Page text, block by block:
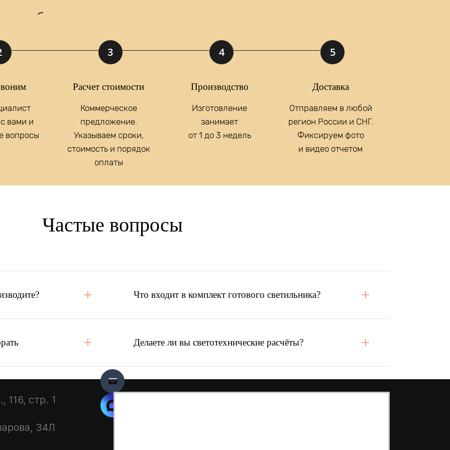
подберем для вас идеальное решение
вы принимаете и даете Согласие на обработку персональных данных.
светильников
освещение?
вами и
вопросы
3
Расчет стоимости
Коммерческое
предложение.
Указываем сроки,
стоимость и порядок
оплаты
4
Производство
Изготовление
занимает
от 1 до 3 недель
5
Доставка
Отправляем в любой
регион России и СНГ.
Фиксируем фото
и видео отчетом
Частые вопросы
Что входит в комплект готового светильника?
Делаете ли вы светотехнические расчёты?
116, стр. 1
34Л